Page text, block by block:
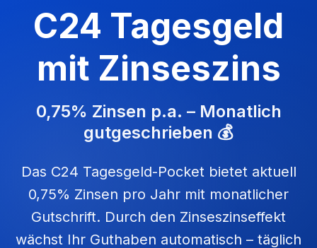
C24 Tagesgeld
mit Zinseszins
0,75% Zinsen p.a. – Monatlich
gutgeschrieben 💰
Das C24 Tagesgeld-Pocket bietet aktuell
0,75% Zinsen pro Jahr mit monatlicher
Gutschrift. Durch den Zinseszinseffekt
wächst Ihr Guthaben automatisch – täglich